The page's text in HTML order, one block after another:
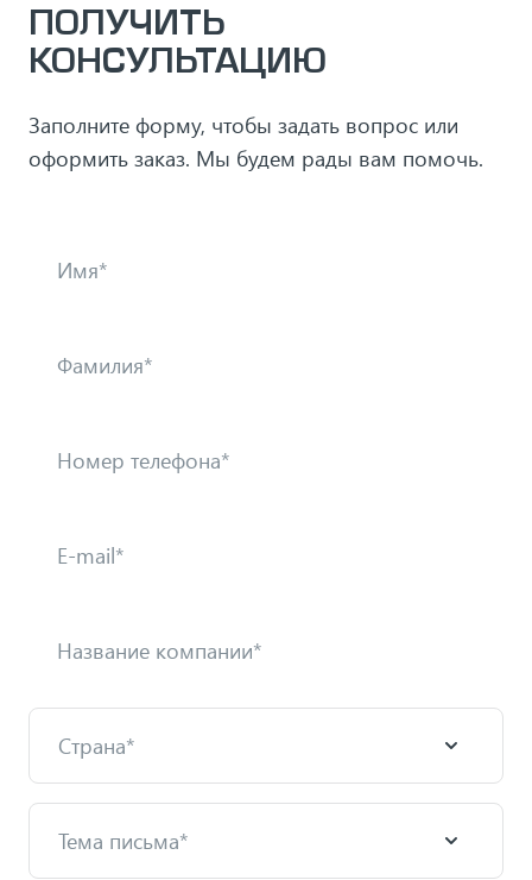
ПОЛУЧИТЬ
КОНСУЛЬТАЦИЮ
Заполните форму, чтобы задать вопрос или
оформить заказ. Мы будем рады вам помочь.